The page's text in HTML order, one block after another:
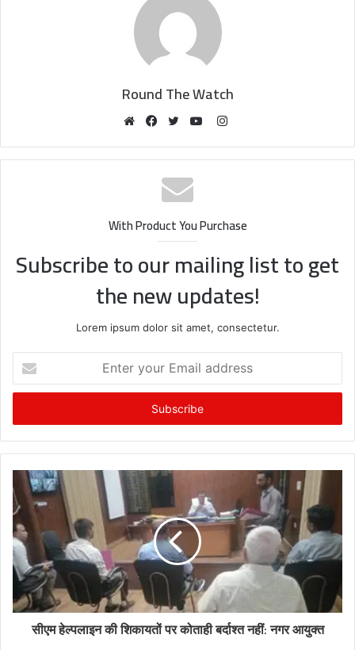
Round The Watch
Instagram
With Product You Purchase
Subscribe to our mailing list to get
the new updates!
Lorem ipsum dolor sit amet, consectetur.
your
Email
सीएम हेल्पलाइन की शिकायतों पर कोताही बर्दाश्त नहीं: नगर आयुक्त